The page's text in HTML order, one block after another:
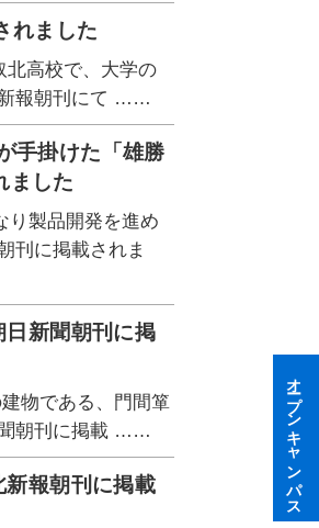
れました
北高校で、大学の
新報朝刊にて ……
手掛けた「雄勝
ました
り製品開発を進め
刊に掲載されま
新聞朝刊に掲
物である、門間箪
聞朝刊に掲載 ……
報朝刊に掲載
オープンキャンパス